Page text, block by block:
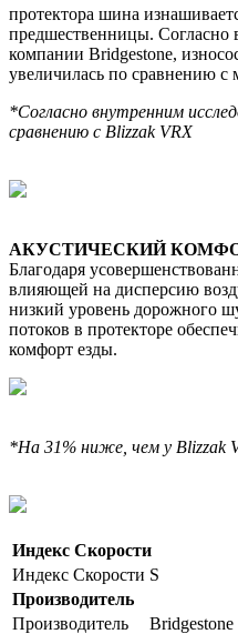
протектора шина
предшественницы. Согласно
компании Bridgestone,
увеличилась по сравнению
*Согласно внутренним
сравнению с Blizzak VRX
АКУСТИЧЕСКИЙ
Благодаря
влияющей на дисперсию
низкий уровень дорожного
потоков в протекторе
комфорт езды.
*На 31% ниже, чем у Blizzak
Индекс Скорости
Индекс Скорости S
Производитель
Производитель
Bridgestone